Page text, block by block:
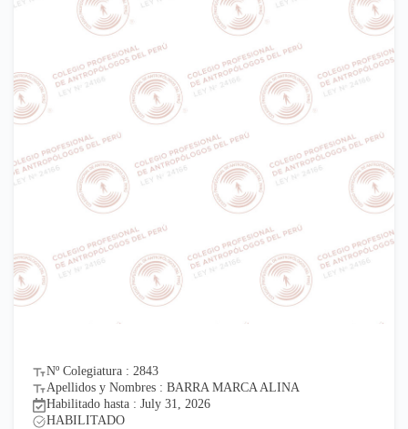
Nº Colegiatura : 2843
Apellidos y Nombres : BARRA MARCA ALINA
Habilitado hasta : July 31, 2026
HABILITADO